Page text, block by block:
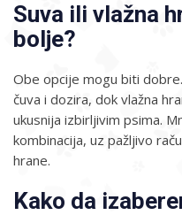
Suva ili vlažna
bolje?
Obe opcije mogu biti
čuva i dozira, dok vlažna
ukusnija izbirljivim psima.
kombinacija, uz pažljivo
hrane.
Kako da